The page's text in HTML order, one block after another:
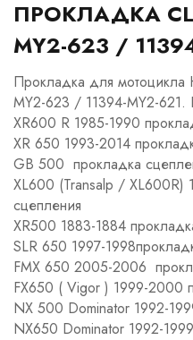
ПРОКЛАДКА
MY2-623 /
Прокладка для мотоцикла
MY2-623 / 11394-MY2-621.
XR600 R 1985-1990
XR 650 1993-2014
GB 500 прокладка
XL600 (Transalp / XL600R)
сцепления
XR500 1883-1884
SLR 650 1997-
FMX 650 2005-2006
FX650 ( Vigor ) 1999-2000
NX 500 Dominator 1992-
NX650 Dominator 1992-